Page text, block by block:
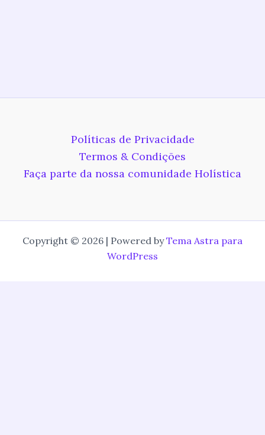
Políticas de Privacidade
Termos & Condições
Faça parte da nossa comunidade Holística
Copyright © 2026 | Powered byTema Astra para
WordPress